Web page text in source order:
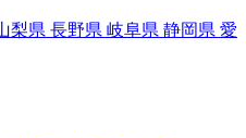
梨県 長野県 岐阜県 静岡県 愛